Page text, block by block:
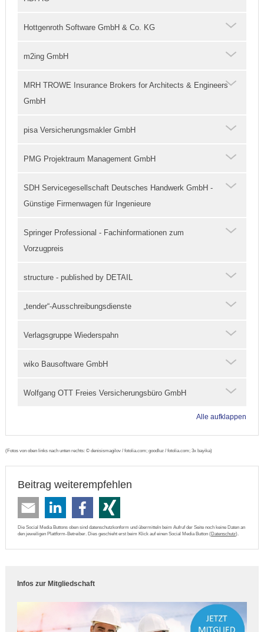
Hottgenroth Software GmbH & Co. KG
m2ing GmbH
MRH TROWE Insurance Brokers for Architects & Engineers
GmbH
pisa Versicherungsmakler GmbH
PMG Projektraum Management GmbH
SDH Servicegesellschaft Deutsches Handwerk GmbH -
Günstige Firmenwagen für Ingenieure
Springer Professional - Fachinformationen zum
Vorzugpreis
structure - published by DETAIL
„tender“-Ausschreibungsdienste
Verlagsgruppe Wiederspahn
wiko Bausoftware GmbH
Wolfgang OTT Freies Versicherungsbüro GmbH
Alle aufklappen
(Fotos von oben links nach unten rechts: © denisismagilov / fotolia.com; goodluz / fotolia.com; 3x bayika)
Beitrag weiterempfehlen
Die Social Media Buttons oben sind datenschutzkonform und übermitteln beim Aufruf der Seite noch keine Daten an
den jeweiligen Plattform-Betreiber. Dies geschieht erst beim Klick auf einen Social Media Button (Datenschutz).
Infos zur Mitgliedschaft